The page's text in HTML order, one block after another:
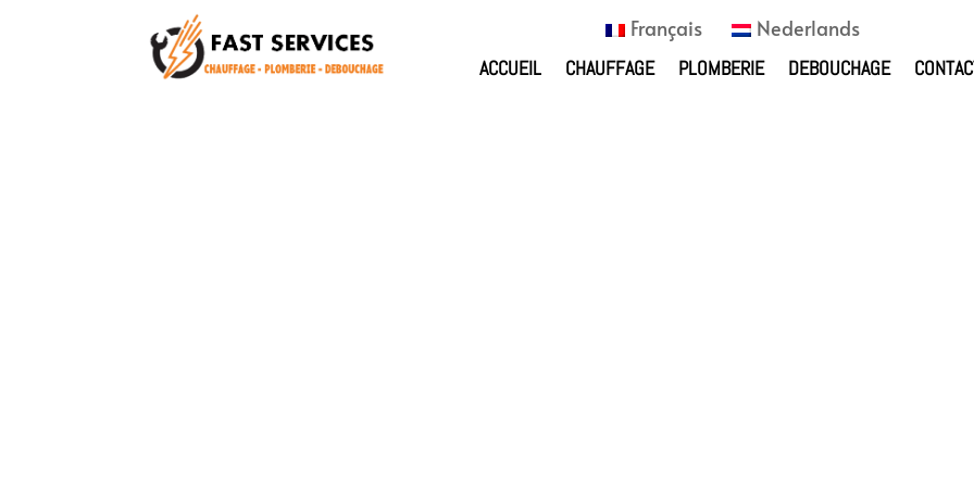
Français Nederlands
ACCUEIL CHAUFFAGE PLOMBERIE DEBOUCHAGE